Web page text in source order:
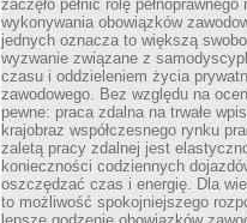
zaczęło pełnić rolę pełnoprawnego
wykonywania obowiązków
jednych oznacza to większą
wyzwanie związane z
czasu i oddzieleniem życia
zawodowego. Bez względu na
pewne: praca zdalna na trwałe
krajobraz współczesnego rynku
zaletą pracy zdalnej jest
konieczności codziennych
oszczędzać czas i energię. Dla
to możliwość spokojniejszego